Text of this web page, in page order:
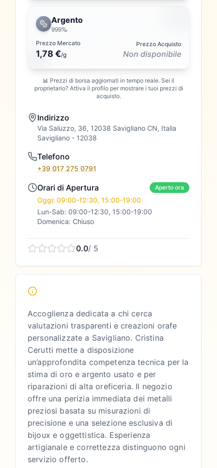
Argento
999‰
Prezzo Mercato
1,78 €/g
Prezzo Acquisto
Non disponibile
📊 Prezzi di borsa aggiornati in tempo reale. Sei il
proprietario? Attiva il profilo per mostrare i tuoi prezzi di
acquisto.
Indirizzo
Via Saluzzo, 36, 12038 Savigliano CN, Italia
Savigliano - 12038
Telefono
+39 017 275 0791
Orari di Apertura Aperto ora
Oggi: 09:00-12:30, 15:00-19:00
Lun-Sab: 09:00-12:30, 15:00-19:00
Domenica: Chiuso
0.0/ 5
Accoglienza dedicata a chi cerca
valutazioni trasparenti e creazioni orafe
personalizzate a Savigliano. Cristina
Cerutti mette a disposizione
un’approfondita competenza tecnica per la
stima di oro e argento usato e per
riparazioni di alta oreficeria. Il negozio
offre una perizia immediata dei metalli
preziosi basata su misurazioni di
precisione e una selezione esclusiva di
bijoux e oggettistica. Esperienza
artigianale e correttezza distinguono ogni
servizio offerto.